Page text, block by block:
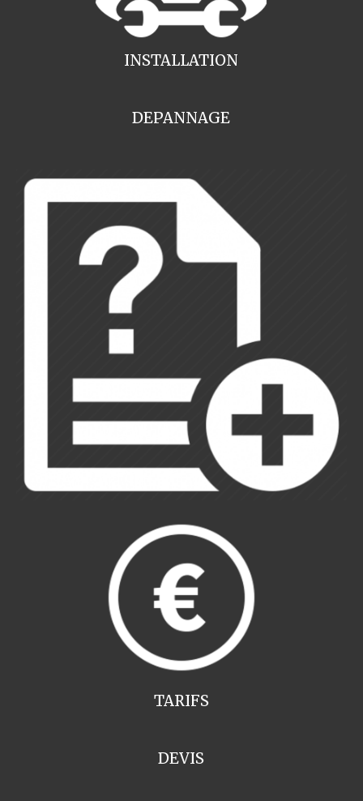
INSTALLATION
DEPANNAGE
TARIFS
DEVIS